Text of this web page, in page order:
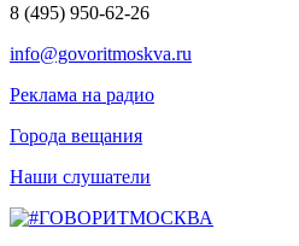
8 (495) 950-62-26
info@govoritmoskva.ru
Реклама на радио
Города вещания
Наши слушатели